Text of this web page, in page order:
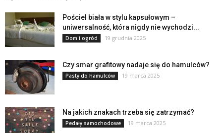
Pościel biała w stylu kapsułowym –
uniwersalność, która nigdy nie wychodzi...
Dom i ogród 19 grudnia 2025
Czy smar grafitowy nadaje się do hamulców?
Pasty do hamulców 19 marca 2025
Na jakich znakach trzeba się zatrzymać?
Pedały samochodowe 19 marca 2025